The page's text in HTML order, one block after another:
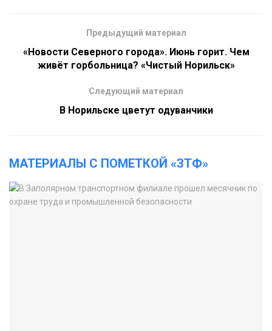
Предыдущий материал
«Новости Северного города». Июнь горит. Чем
живёт горбольница? «Чистый Норильск»
Следующий материал
В Норильске цветут одуванчики
МАТЕРИАЛЫ С ПОМЕТКОЙ «ЗТФ»